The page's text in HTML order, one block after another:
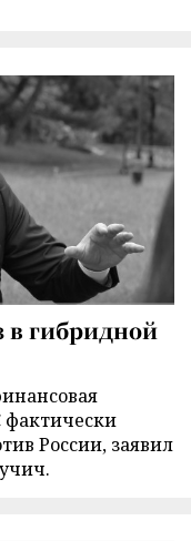
в гибридной
фактически
России, заявил